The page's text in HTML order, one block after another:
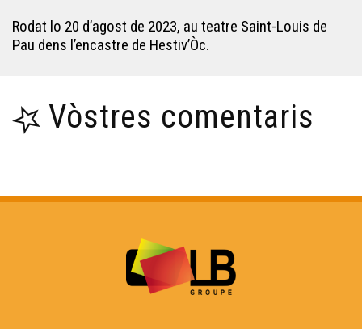
LUTZ EN CAMIN - Bestiari - Musica
BLUETAS - Valse - Musica
BLUETAS - Bourrés planières - Musica
Rodat lo 20 d’agost de 2023, au teatre Saint-Louis de
Pau dens l’encastre de Hestiv’Òc.
Vòstres comentaris